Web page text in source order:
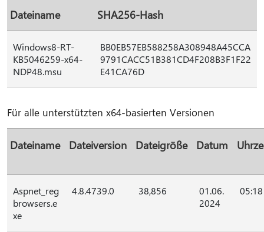
Dateiname SHA256-Hash
Windows8-RT-
KB5046259-x64-
NDP48.msu
BB0EB57EB588258A308948A45CCA
9791CACC51B381CD4F208B3F1F22
E41CA76D
Für alle unterstützten x64-basierten Versionen
Dateiname Dateiversion Dateigröße Datum
Aspnet_reg
browsers.e
xe
4.8.4739.0 38,856
01.06.
2024
05:18